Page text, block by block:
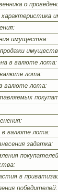
о
характеристика
имущества:
продажи
в валюте лота:
лота:
валюте лота:
в валюте лота:
задатка:
в
победителей: